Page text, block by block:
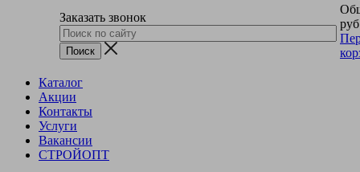
Заказать звонок
Каталог
Акции
Контакты
Услуги
Вакансии
СТРОЙОПТ